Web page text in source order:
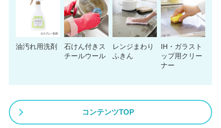
油汚れ用洗剤
石けん付きス
チールウール
レンジまわり
ふきん
IH・ガラスト
ップ用クリー
ナー
コンテンツTOP